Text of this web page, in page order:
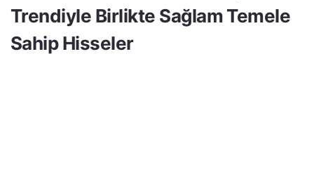
Trendiyle Birlikte Sağlam Temele
Sahip Hisseler